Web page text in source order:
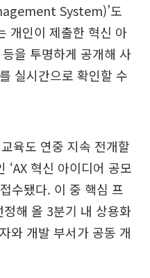
System)’도
개인이 제출한 혁신 아
을 투명하게 공개해 사
실시간으로 확인할 수
육도 연중 지속 전개할
‘AX 혁신 아이디어 공모
수됐다. 이 중 핵심 프
해 올 3분기 내 상용화
와 개발 부서가 공동 개